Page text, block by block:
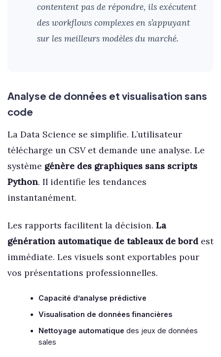
contentent pas de répondre, ils exécutent
des workflows complexes en s’appuyant
sur les meilleurs modèles du marché.
Analyse de données et visualisation sans
code
La Data Science se simplifie. L’utilisateur
télécharge un CSV et demande une analyse. Le
système génère des graphiques sans scripts
Python. Il identifie les tendances
instantanément.
Les rapports facilitent la décision. La
génération automatique de tableaux de bordest
immédiate. Les visuels sont exportables pour
vos présentations professionnelles.
Capacité d’analyse prédictive
Visualisation de données financières
Nettoyage automatique des jeux de données
sales